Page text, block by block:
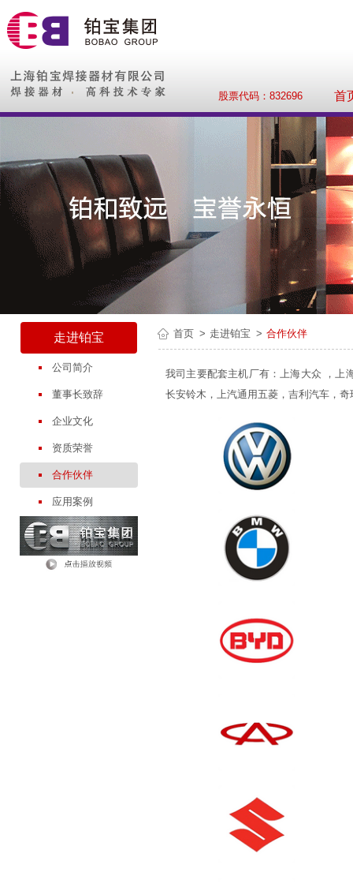
股票代码：832696 首
走进铂宝
公司简介
董事长致辞
企业文化
资质荣誉
合作伙伴
应用案例
首页 走进铂宝 合作伙伴
我司主要配套主机厂有：上海大众 ，上
长安铃木，上汽通用五菱，吉利汽车，